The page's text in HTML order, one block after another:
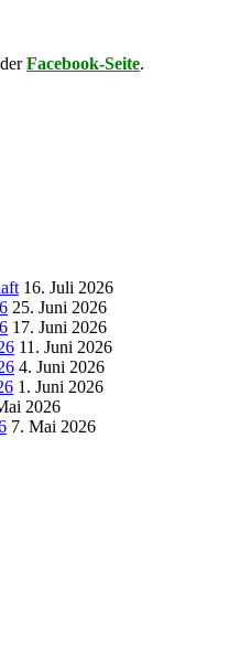
Facebook-Seite.
16. Juli 2026
25. Juni 2026
17. Juni 2026
11. Juni 2026
4. Juni 2026
1. Juni 2026
2026
7. Mai 2026